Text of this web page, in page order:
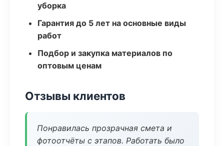
уборка
Гарантия до 5 лет на основные виды
работ
Подбор и закупка материалов по
оптовым ценам
Отзывы клиентов
Понравилась прозрачная смета и
фотоотчёты с этапов. Работать было